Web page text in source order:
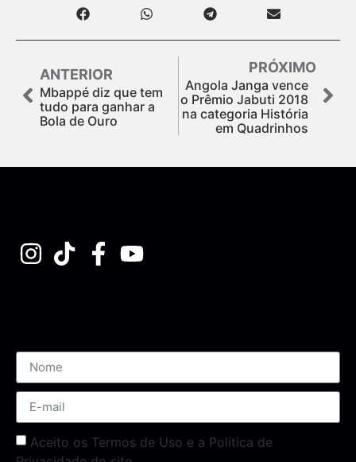
ANTERIOR
Mbappé diz que tem
tudo para ganhar a
Bola de Ouro
PRÓXIMO
Angola Janga vence
o Prêmio Jabuti 2018
na categoria História
em Quadrinhos
Aceito os Termos de Uso e a Política de